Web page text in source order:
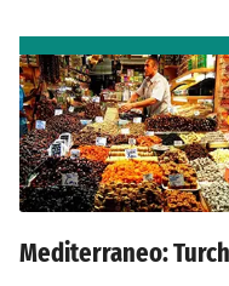
Mediterraneo: